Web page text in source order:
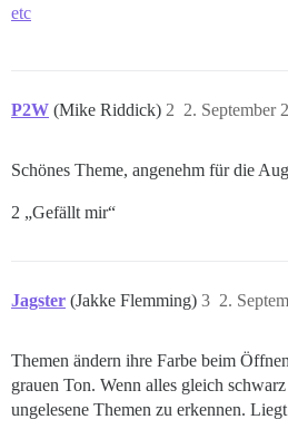
etc
P2W (Mike Riddick) 2. September
2
Schönes Theme, angenehm für die
2 „Gefällt mir“
Jagster (Jakke Flemming) 2.
3
Themen ändern ihre Farbe beim
grauen Ton. Wenn alles gleich
ungelesene Themen zu erkennen.